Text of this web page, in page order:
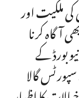
کی ملکیت اور
آگاہ کرنا
بورڈ کے
گالا